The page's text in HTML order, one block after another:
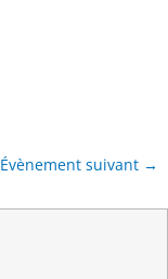
Évènement suivant →